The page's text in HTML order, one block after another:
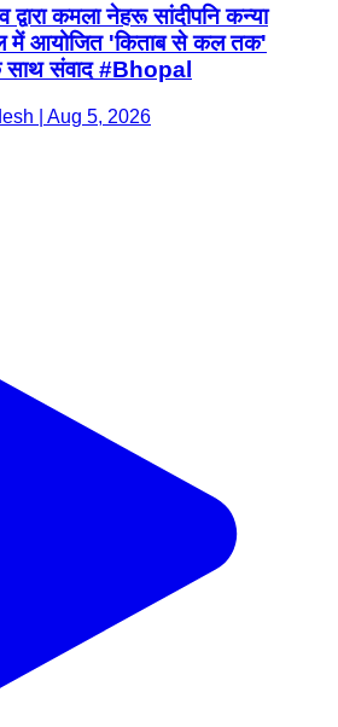
द्वारा कमला नेहरू सांदीपनि कन्या
में आयोजित 'किताब से कल तक'
के साथ संवाद #Bhopal
| Aug 5, 2026